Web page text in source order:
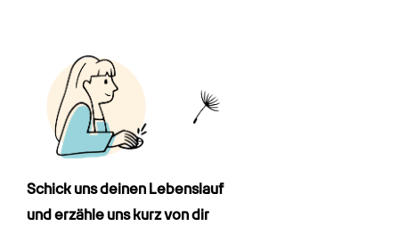
Schick uns deinen Lebenslauf
und erzähle uns kurz von dir